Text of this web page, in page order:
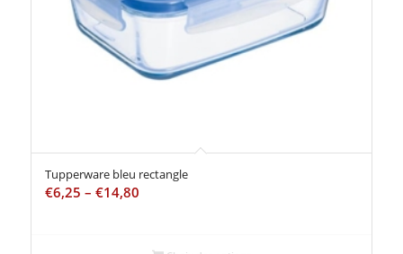
Tupperware bleu rectangle
€6,25 – €14,80